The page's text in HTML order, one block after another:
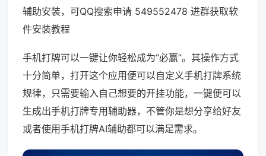
辅助安装，可QQ搜索申请 549552478 进群获取软
件安装教程
手机打牌可以一键让你轻松成为“必赢”。其操作方式
十分简单，打开这个应用便可以自定义手机打牌系统
规律，只需要输入自己想要的开挂功能，一键便可以
生成出手机打牌专用辅助器，不管你是想分享给好友
或者使用手机打牌AI辅助都可以满足需求。